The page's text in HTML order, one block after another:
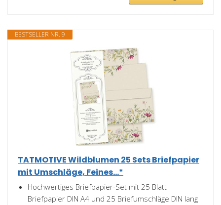
BESTSELLER NR. 9
TATMOTIVE Wildblumen 25 Sets Briefpapier
mit Umschläge, Feines...*
Hochwertiges Briefpapier-Set mit 25 Blatt
Briefpapier DIN A4 und 25 Briefumschläge DIN lang